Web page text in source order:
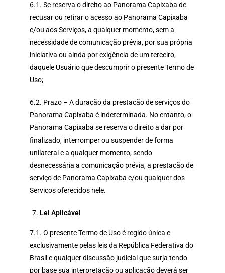
6.1. Se reserva o direito ao Panorama Capixaba de
recusar ou retirar o acesso ao Panorama Capixaba
e/ou aos Serviços, a qualquer momento, sem a
necessidade de comunicação prévia, por sua própria
iniciativa ou ainda por exigência de um terceiro,
daquele Usuário que descumprir o presente Termo de
Uso;
6.2. Prazo – A duração da prestação de serviços do
Panorama Capixaba é indeterminada. No entanto, o
Panorama Capixaba se reserva o direito a dar por
finalizado, interromper ou suspender de forma
unilateral e a qualquer momento, sendo
desnecessária a comunicação prévia, a prestação de
serviço de Panorama Capixaba e/ou qualquer dos
Serviços oferecidos nele.
Lei Aplicável
7.1. O presente Termo de Uso é regido única e
exclusivamente pelas leis da República Federativa do
Brasil e qualquer discussão judicial que surja tendo
por base sua interpretação ou aplicação deverá ser